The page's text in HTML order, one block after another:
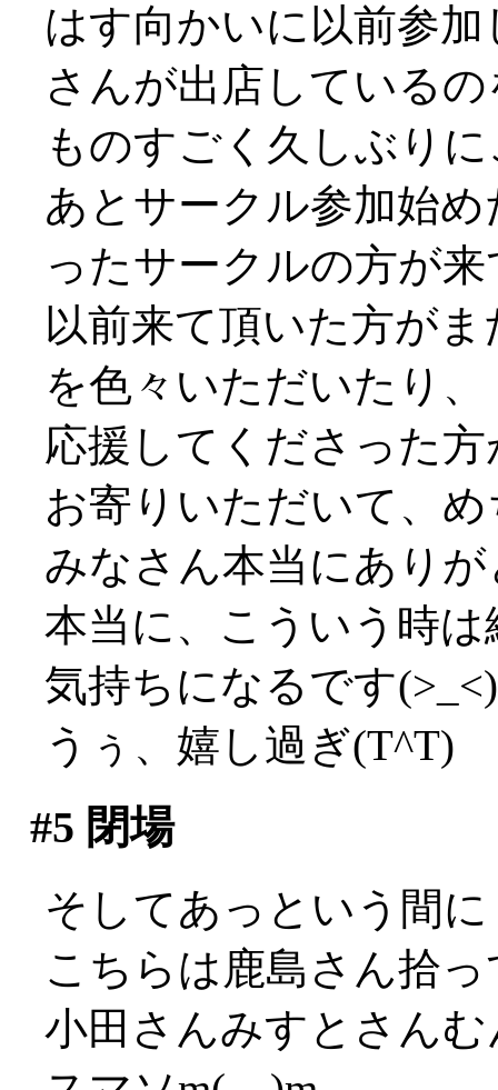
はす向かいに以前参
さんが出店している
ものすごく久しぶり
あとサークル参加始
ったサークルの方が
以前来て頂いた方が
を色々いただいたり、
応援してくださった
お寄りいただいて、
みなさん本当にあり
本当に、こういう時
気持ちになるです(>_<)
うぅ、嬉し過ぎ(T^T)
#5 閉場
そしてあっという間
こちらは鹿島さん拾
小田さんみすとさん